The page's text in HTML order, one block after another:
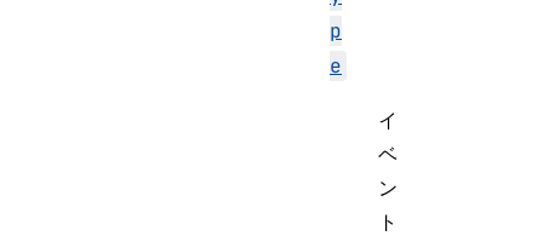
p
e
イ
ベ
ン
ト